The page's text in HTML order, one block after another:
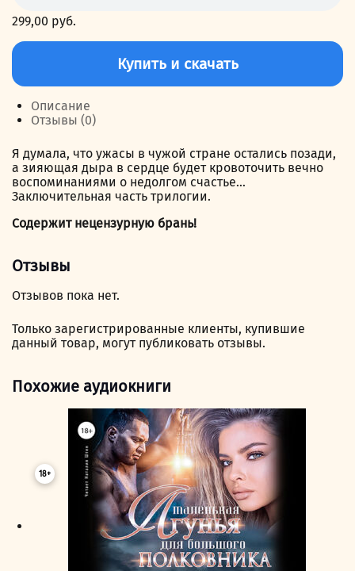
299,00 руб.
Количество
1000
не
одна
ложь
Купить и скачать
Описание
Отзывы (0)
Я думала, что ужасы в чужой стране остались позади,
а зияющая дыра в сердце будет кровоточить вечно
воспоминаниями о недолгом счастье…
Заключительная часть трилогии.
Содержит нецензурную брань!
Отзывы
Отзывов пока нет.
Только зарегистрированные клиенты, купившие
данный товар, могут публиковать отзывы.
Похожие аудиокниги
18+